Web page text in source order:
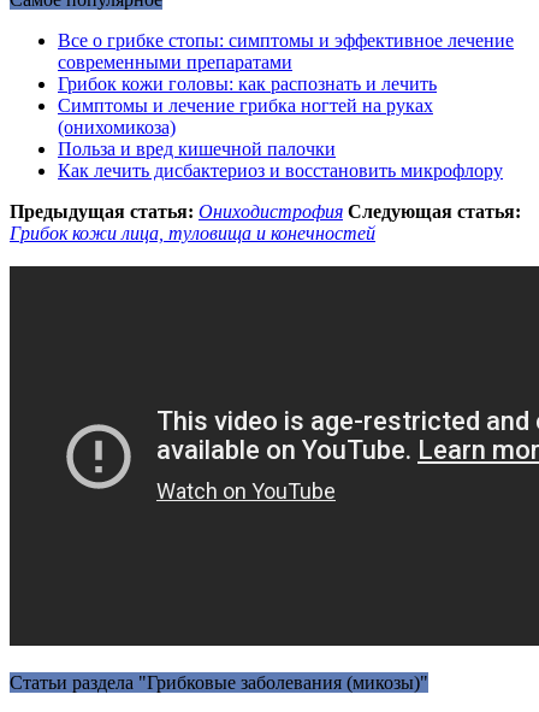
Все о грибке стопы: симптомы и эффективное лечение
современными препаратами
Грибок кожи головы: как распознать и лечить
Симптомы и лечение грибка ногтей на руках
(онихомикоза)
Польза и вред кишечной палочки
Как лечить дисбактериоз и восстановить микрофлору
Предыдущая статья: Ониходистрофия Следующая статья:
Грибок кожи лица, туловища и конечностей
Статьи раздела "Грибковые заболевания (микозы)"